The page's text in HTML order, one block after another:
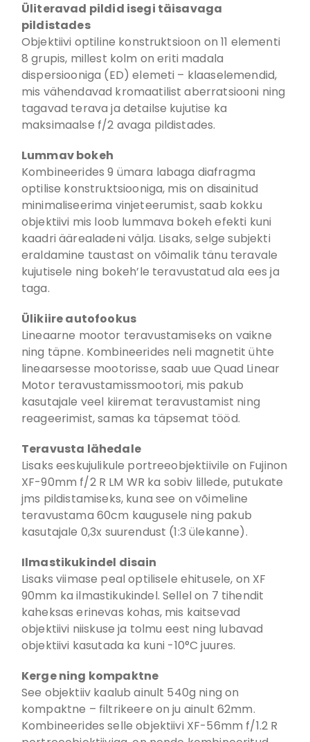
Üliteravad pildid isegi täisavaga
pildistades
Objektiivi optiline konstruktsioon on 11 elementi
8 grupis, millest kolm on eriti madala
dispersiooniga (ED) elemeti – klaaselemendid,
mis vähendavad kromaatilist aberratsiooni ning
tagavad terava ja detailse kujutise ka
maksimaalse f/2 avaga pildistades.
Lummav bokeh
Kombineerides 9 ümara labaga diafragma
optilise konstruktsiooniga, mis on disainitud
minimaliseerima vinjeteerumist, saab kokku
objektiivi mis loob lummava bokeh efekti kuni
kaadri äärealadeni välja. Lisaks, selge subjekti
eraldamine taustast on võimalik tänu teravale
kujutisele ning bokeh’le teravustatud ala ees ja
taga.
Ülikiire autofookus
Lineaarne mootor teravustamiseks on vaikne
ning täpne. Kombineerides neli magnetit ühte
lineaarsesse mootorisse, saab uue Quad Linear
Motor teravustamissmootori, mis pakub
kasutajale veel kiiremat teravustamist ning
reageerimist, samas ka täpsemat tööd.
Teravusta lähedale
Lisaks eeskujulikule portreeobjektiivile on Fujinon
XF-90mm f/2 R LM WR ka sobiv lillede, putukate
jms pildistamiseks, kuna see on võimeline
teravustama 60cm kaugusele ning pakub
kasutajale 0,3x suurendust (1:3 ülekanne).
Ilmastikukindel disain
Lisaks viimase peal optilisele ehitusele, on XF
90mm ka ilmastikukindel. Sellel on 7 tihendit
kaheksas erinevas kohas, mis kaitsevad
objektiivi niiskuse ja tolmu eest ning lubavad
objektiivi kasutada ka kuni -10°C juures.
Kerge ning kompaktne
See objektiiv kaalub ainult 540g ning on
kompaktne – filtrikeere on ju ainult 62mm.
Kombineerides selle objektiivi XF-56mm f/1.2 R